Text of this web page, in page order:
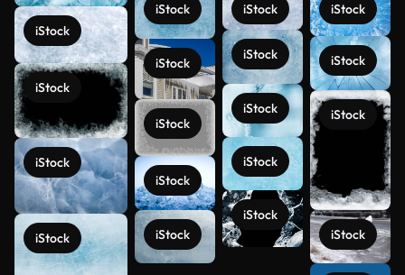
iStock
iStock
iStock
iStock
iStock
iStock
iStock
iStock
iStock
iStock
iStock
iStock
iStock
iStock
iStock
iStock
iStock
iStock